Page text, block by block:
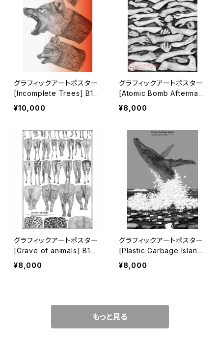
グラフィックアートポスター
[Incomplete Trees] B1サ
イズ
¥10,000
グラフィックアートポスター
[Atomic Bomb Aftermat
h] B1サイズ
¥8,000
グラフィックアートポスター
[Grave of animals] B1サ
イズ
¥8,000
グラフィックアートポスター
[Plastic Garbage Island]
B2サイズ
¥8,000
もっと見る